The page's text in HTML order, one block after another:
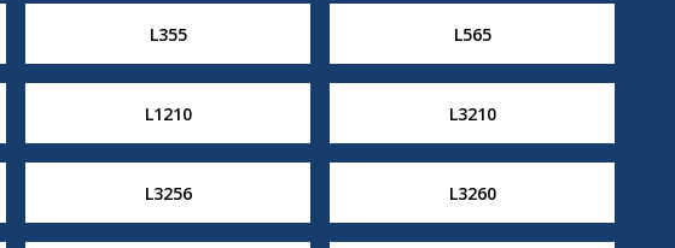
L355 L565
L1210 L3210
L3256 L3260